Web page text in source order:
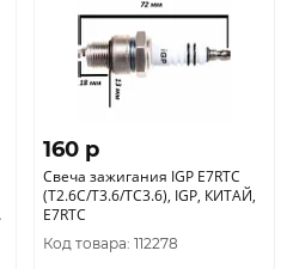
160 p
Свеча зажигания IGP E7RTC
(T2.6C/T3.6/TC3.6), IGP, КИТАЙ,
E7RTC
Код товара: 112278